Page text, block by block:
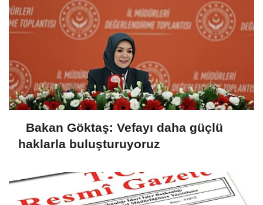
Bakan Göktaş: Vefayı daha güçlü
haklarla buluşturuyoruz